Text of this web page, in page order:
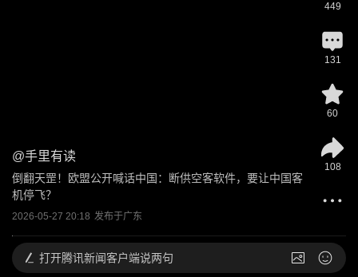
@手里有读
倒翻天罡！欧盟公开喊话中国：断供空客软件，要让中国客
机停飞？
2026-05-27 20:18 发布于广东
449
131
60
108
打开腾讯新闻客户端说两句